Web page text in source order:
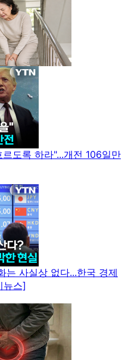
도록 하라"...개전 106일만
는 사실상 없다...한국 경제
뉴스]